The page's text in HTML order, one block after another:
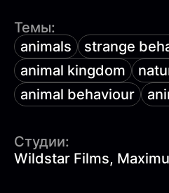
Темы:
animals
strange
animal kingdom
animal behaviour
Студии:
Wildstar Films,